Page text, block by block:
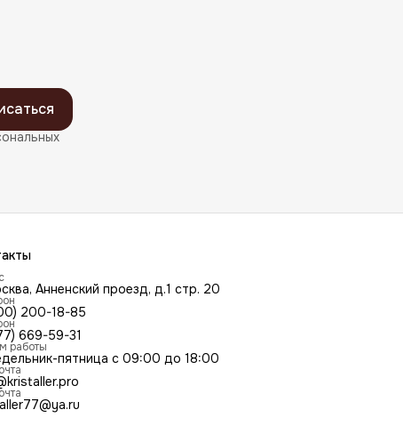
Анненский проезд, д.1 стр. 20
200-18-85
669-59-31
работы
пятница с 09:00 до 18:00